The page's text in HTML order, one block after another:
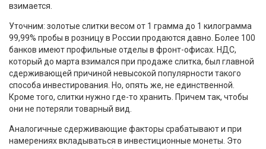
взимается.
Уточним: золотые слитки весом от 1 грамма до 1 килограмма
99,99% пробы в розницу в России продаются давно. Более 100
банков имеют профильные отделы в фронт-офисах. НДС,
который до марта взимался при продаже слитка, был главной
сдерживающей причиной невысокой популярности такого
способа инвестирования. Но, опять же, не единственной.
Кроме того, слитки нужно где-то хранить. Причем так, чтобы
они не потеряли товарный вид.
Аналогичные сдерживающие факторы срабатывают и при
намерениях вкладываться в инвестиционные монеты. Это